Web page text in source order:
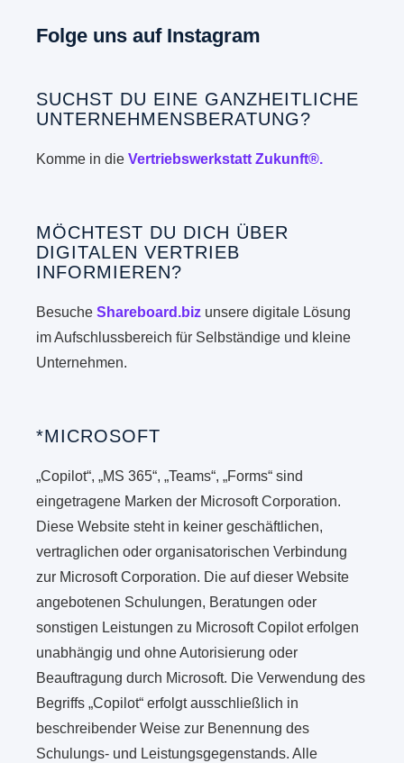
Folge uns auf Instagram
SUCHST DU EINE GANZHEITLICHE
UNTERNEHMENSBERATUNG?
Komme in dieVertriebswerkstatt Zukunft®.
MÖCHTEST DU DICH ÜBER
DIGITALEN VERTRIEB
INFORMIEREN?
BesucheShareboard.biz unsere digitale Lösung
im Aufschlussbereich für Selbständige und kleine
Unternehmen.
*MICROSOFT
„Copilot“, „MS 365“, „Teams“, „Forms“ sind
eingetragene Marken der Microsoft Corporation.
Diese Website steht in keiner geschäftlichen,
vertraglichen oder organisatorischen Verbindung
zur Microsoft Corporation. Die auf dieser Website
angebotenen Schulungen, Beratungen oder
sonstigen Leistungen zu Microsoft Copilot erfolgen
unabhängig und ohne Autorisierung oder
Beauftragung durch Microsoft. Die Verwendung des
Begriffs „Copilot“ erfolgt ausschließlich in
beschreibender Weise zur Benennung des
Schulungs- und Leistungsgegenstands. Alle